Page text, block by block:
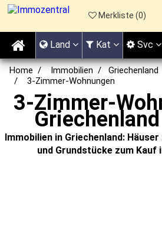
Home Immobilien
Griechenland
3-Zimmer-Wohnungen
3-Zimmer-
Immobilien in Griechenland:
und Grundstücke zum Kauf
Merkliste (0)
Land Kat Svc